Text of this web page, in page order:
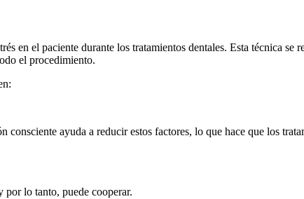
en el paciente durante los tratamientos dentales. Esta técnica se
el procedimiento.
ayuda a reducir estos factores, lo que hace que los
por lo tanto, puede cooperar.